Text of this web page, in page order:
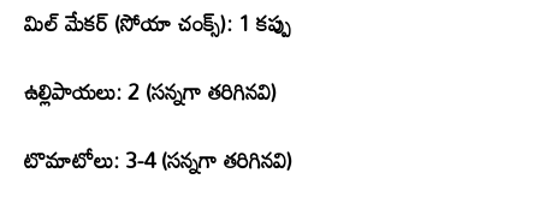
మిల్ మేకర్ (సోయా చంక్స్): 1 కప్పు
ఉల్లిపాయలు: 2 (సన్నగా తరిగినవి)
టొమాటోలు: 3-4 (సన్నగా తరిగినవి)